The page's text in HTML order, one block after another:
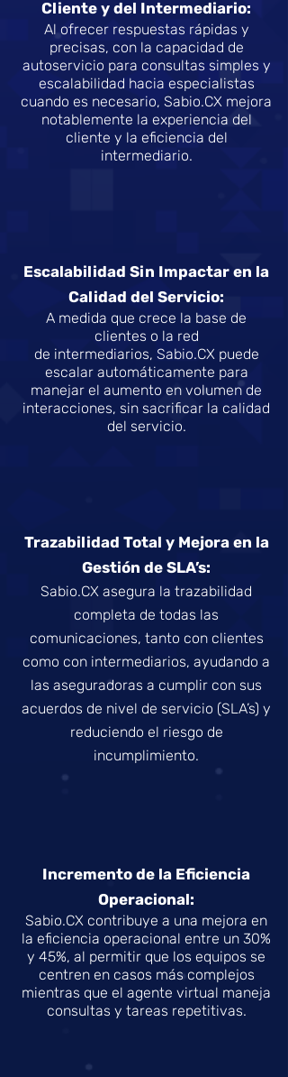
Cliente y del Intermediario:
Al ofrecer respuestas rápidas y
precisas, con la capacidad de
autoservicio para consultas simples y
escalabilidad hacia especialistas
cuando es necesario, Sabio.CX mejora
notablemente la experiencia del
cliente y la eficiencia del
intermediario.
Escalabilidad Sin Impactar en la
Calidad del Servicio:
A medida que crece la base de
clientes o la red
de intermediarios, Sabio.CX puede
escalar automáticamente para
manejar el aumento en volumen de
interacciones, sin sacrificar la calidad
del servicio.
Trazabilidad Total y Mejora en la
Gestión de SLA’s:
Sabio.CX asegura la trazabilidad
completa de todas las
comunicaciones, tanto con clientes
como con intermediarios, ayudando a
las aseguradoras a cumplir con sus
acuerdos de nivel de servicio (SLA’s) y
reduciendo el riesgo de
incumplimiento.
Incremento de la Eficiencia
Operacional:
Sabio.CX contribuye a una mejora en
la eficiencia operacional entre un 30%
y 45%, al permitir que los equipos se
centren en casos más complejos
mientras que el agente virtual maneja
consultas y tareas repetitivas.